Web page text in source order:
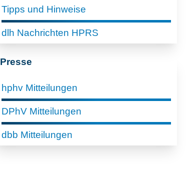
Tipps und Hinweise
dlh Nachrichten HPRS
Presse
hphv Mitteilungen
DPhV Mitteilungen
dbb Mitteilungen